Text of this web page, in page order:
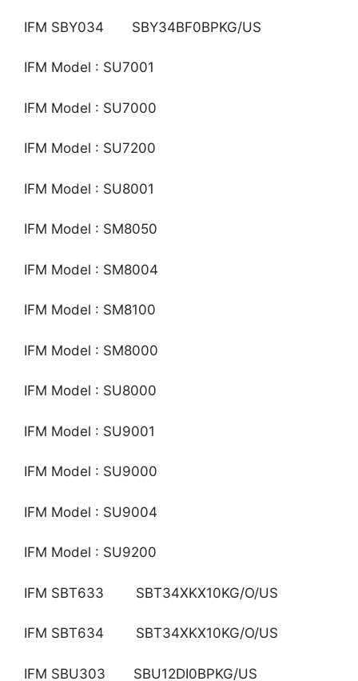
IFM SBY034 SBY34BF0BPKG/US
IFM Model : SU7001
IFM Model : SU7000
IFM Model : SU7200
IFM Model : SU8001
IFM Model : SM8050
IFM Model : SM8004
IFM Model : SM8100
IFM Model : SM8000
IFM Model : SU8000
IFM Model : SU9001
IFM Model : SU9000
IFM Model : SU9004
IFM Model : SU9200
IFM SBT633 SBT34XKX10KG/O/US
IFM SBT634 SBT34XKX10KG/O/US
IFM SBU303 SBU12DI0BPKG/US